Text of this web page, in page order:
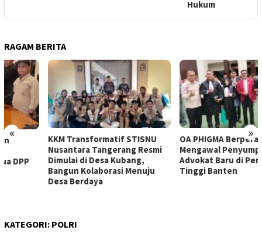
RAGAM BERITA
« »
KKM Transformatif STISNU
Nusantara Tangerang Resmi
Dimulai di Desa Kubang,
Bangun Kolaborasi Menuju
Desa Berdaya
OA PHIGMA Berperan Aktif
Mengawal Penyumpahan 105
Advokat Baru di Pengadilan
Tinggi Banten
KATEGORI: POLRI